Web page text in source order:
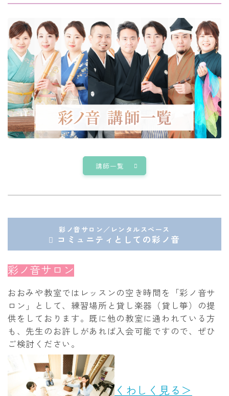
講師一覧
彩ノ音サロン／レンタルスペース
コミュニティとしての彩ノ音
彩ノ音サロン
おおみや教室ではレッスンの空き時間を「彩ノ音サ
ロン」として、練習場所と貸し楽器（貸し箏）の提
供をしております。既に他の教室に通われている方
も、先生のお許しがあれば入会可能ですので、ぜひ
ご検討ください。
くわしく見る＞